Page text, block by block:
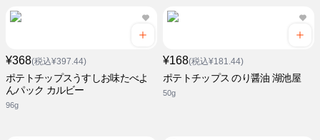
¥368(税込¥397.44)
ポテトチップスうすしお味たべよ
んパック カルビー
96g
¥168(税込¥181.44)
ポテトチップス のり醤油 湖池屋
50g